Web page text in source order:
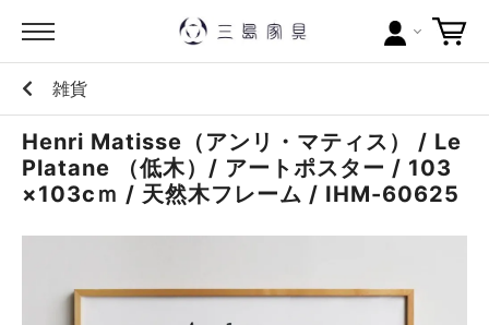
カテゴリー
ブランドから探す
問い合わせ
雑貨
Henri Matisse（アンリ・マティス） / Le
Platane （低木）/ アートポスター / 103
×103cｍ / 天然木フレーム / IHM-60625